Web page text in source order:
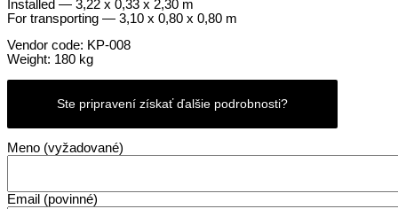
Installed — 3,22 x 0,33 x 2,30 m
For transporting — 3,10 x 0,80 x 0,80 m
Vendor code: KP-008
Weight: 180 kg
Ste pripravení získať ďalšie podrobnosti?
Meno (vyžadované)
Email (povinné)